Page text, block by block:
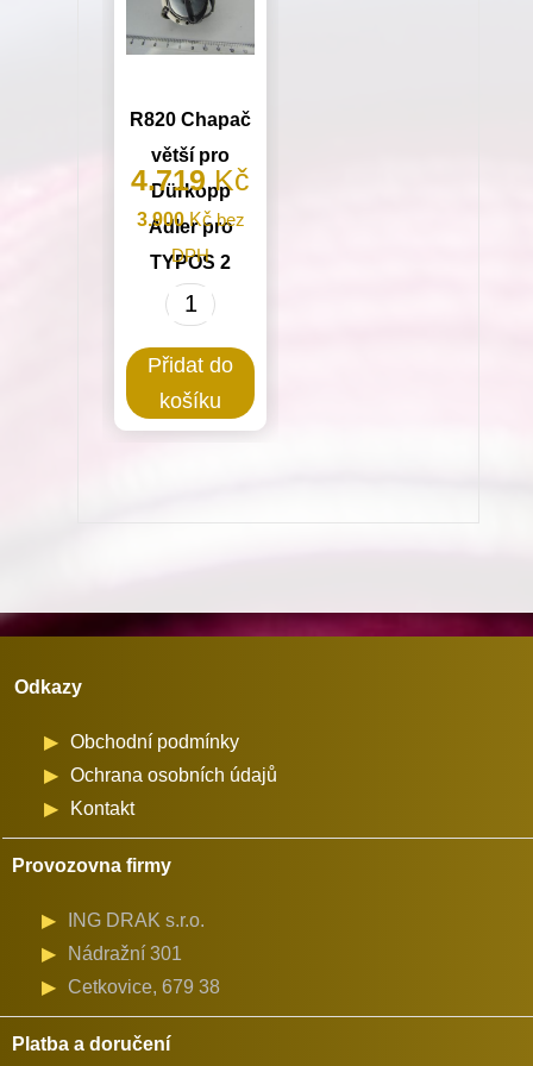
R820 Chapač
větší pro
Dürkopp
Adler pro
TYPOS 2
4.719Kč
3.900Kčbez
DPH
R820
větší
pro
množství
Přidat do
košíku
Odkazy
Obchodní podmínky
Ochrana osobních údajů
Kontakt
Provozovna firmy
ING DRAK s.r.o.
Nádražní 301
Cetkovice, 679 38
Platba a doručení